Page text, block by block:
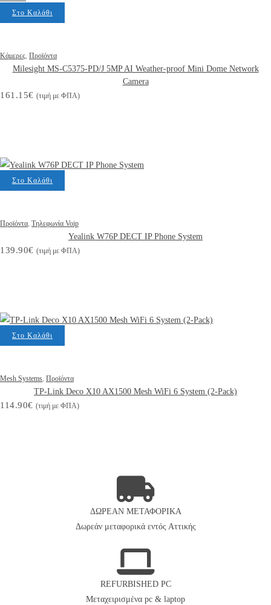
Στο Καλάθι
Κάμερες, Προϊόντα
Milesight MS-C5375-PD/J 5MP AI Weather-proof Mini Dome Network
Camera
161.15€ (τιμή με ΦΠΑ)
Στο Καλάθι
Προϊόντα, Τηλεφωνία Voip
Yealink W76P DECT IP Phone System
139.90€ (τιμή με ΦΠΑ)
Στο Καλάθι
Mesh Systems, Προϊόντα
TP-Link Deco X10 AX1500 Mesh WiFi 6 System (2-Pack)
114.90€ (τιμή με ΦΠΑ)
ΔΩΡΕΑΝ ΜΕΤΑΦΟΡΙΚΑ
Δωρεάν μεταφορικά εντός Αττικής
REFURBISHED PC
Μεταχειρισμένα pc & laptop